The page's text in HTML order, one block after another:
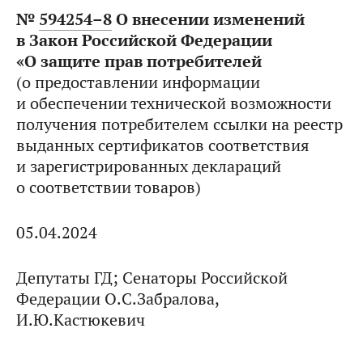
№ 594254–8О внесении изменений
в Закон Российской Федерации
«О защите прав потребителей
(о предоставлении информации
и обеспечении технической возможности
получения потребителем ссылки на реестр
выданных сертификатов соответствия
и зарегистрированных деклараций
о соответствии товаров)
05.04.2024
Депутаты ГД; Сенаторы Российской
Федерации О.С.Забралова,
И.Ю.Кастюкевич